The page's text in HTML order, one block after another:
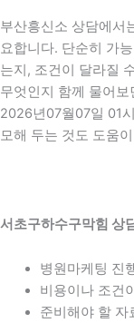
부산흥신소 상담에서
요합니다. 단순히 가
는지, 조건이 달라질
무엇인지 함께 물어
2026년07월07일 01
모해 두는 것도 도움
서초구하수구막힘 상
병원마케팅 진
비용이나 조건
준비해야 할 자